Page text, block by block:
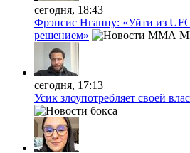
сегодня, 18:43
Фрэнсис Нганну: «Уйти из
решением»
сегодня, 17:13
Усик злоупотребляет своей